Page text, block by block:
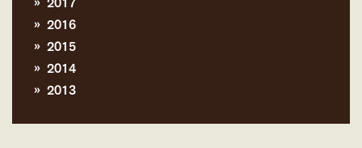
2016
2015
2014
2013